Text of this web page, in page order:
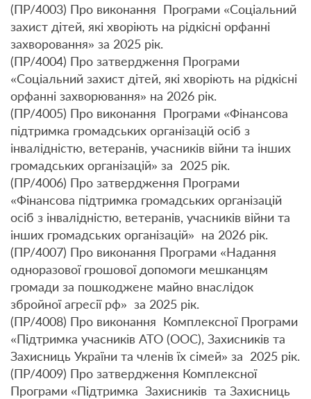
(ПР/4003) Про виконання Програми «Cоціальний
захист дітей, які хворіють на рідкісні орфанні
захворовання» за 2025 рік.
(ПР/4004) Про затвердження Програми
«Соціальний захист дітей, які хворіють на рідкісні
орфанні захворювання» на 2026 рік.
(ПР/4005) Про виконання Програми «Фінансова
підтримка громадських організацій осіб з
інвалідністю, ветеранів, учасників війни та інших
громадських організацій» за 2025 рік.
(ПР/4006) Про затвердження Програми
«Фінансова підтримка громадських організацій
осіб з інвалідністю, ветеранів, учасників війни та
інших громадських організацій» на 2026 рік.
(ПР/4007) Про виконання Програми «Надання
одноразової грошової допомоги мешканцям
громади за пошкоджене майно внаслідок
збройної агресії рф» за 2025 рік.
(ПР/4008) Про виконання Комплексної Програми
«Підтримка учасників АТО (ООС), Захисників та
Захисниць України та членів їх сімей» за 2025 рік.
(ПР/4009) Про затвердження Комплексної
Програми «Підтримка Захисників та Захисниць